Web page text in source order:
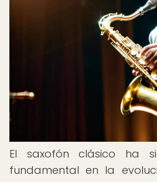
El saxofón clásico ha
fundamental en la